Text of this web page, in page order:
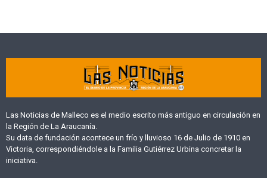
Las Noticias de Malleco es el medio escrito más antiguo en circulación en
la Región de La Araucanía.
Su data de fundación acontece un frío y lluvioso 16 de Julio de 1910 en
Victoria, correspondiéndole a la Familia Gutiérrez Urbina concretar la
iniciativa.